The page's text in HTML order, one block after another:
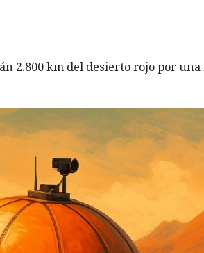
2.800 km del desierto rojo por una